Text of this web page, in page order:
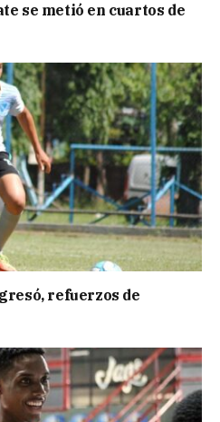
se metió en cuartos de
refuerzos de